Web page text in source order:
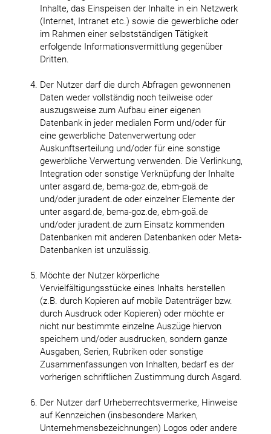
Inhalte, das Einspeisen der Inhalte in ein Netzwerk
(Internet, Intranet etc.) sowie die gewerbliche oder
im Rahmen einer selbstständigen Tätigkeit
erfolgende Informationsvermittlung gegenüber
Dritten.
Der Nutzer darf die durch Abfragen gewonnenen
Daten weder vollständig noch teilweise oder
auszugsweise zum Aufbau einer eigenen
Datenbank in jeder medialen Form und/oder für
eine gewerbliche Datenverwertung oder
Auskunftserteilung und/oder für eine sonstige
gewerbliche Verwertung verwenden. Die Verlinkung,
Integration oder sonstige Verknüpfung der Inhalte
unter asgard.de, bema-goz.de, ebm-goä.de
und/oder juradent.de oder einzelner Elemente der
unter asgard.de, bema-goz.de, ebm-goä.de
und/oder juradent.de zum Einsatz kommenden
Datenbanken mit anderen Datenbanken oder Meta-
Datenbanken ist unzulässig.
Möchte der Nutzer körperliche
Vervielfältigungsstücke eines Inhalts herstellen
(z.B. durch Kopieren auf mobile Datenträger bzw.
durch Ausdruck oder Kopieren) oder möchte er
nicht nur bestimmte einzelne Auszüge hiervon
speichern und/oder ausdrucken, sondern ganze
Ausgaben, Serien, Rubriken oder sonstige
Zusammenfassungen von Inhalten, bedarf es der
vorherigen schriftlichen Zustimmung durch Asgard.
Der Nutzer darf Urheberrechtsvermerke, Hinweise
auf Kennzeichen (insbesondere Marken,
Unternehmensbezeichnungen) Logos oder andere